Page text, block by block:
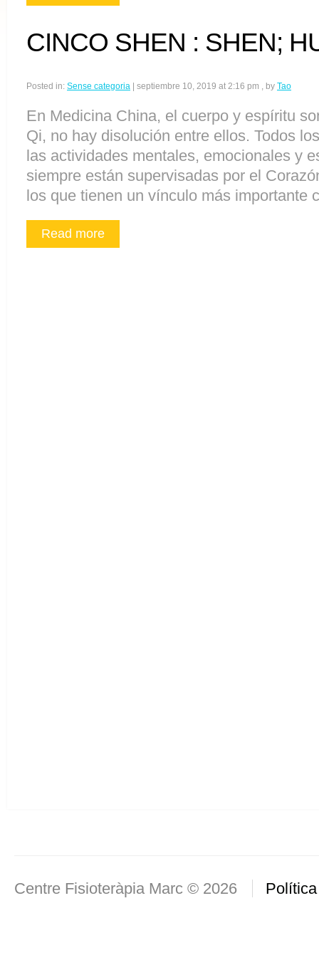
CINCO SHEN : SHEN;
Posted in: Sense categoria septiembre 10, 2019 at 2:16 pm , by Tao
En Medicina China, el cuerpo y espíritu
Qi, no hay disolución entre ellos. Todos
las actividades mentales, emocionales y
siempre están supervisadas por el
los que tienen un vínculo más importante
Read more
Centre Fisioteràpia Marc © 2026